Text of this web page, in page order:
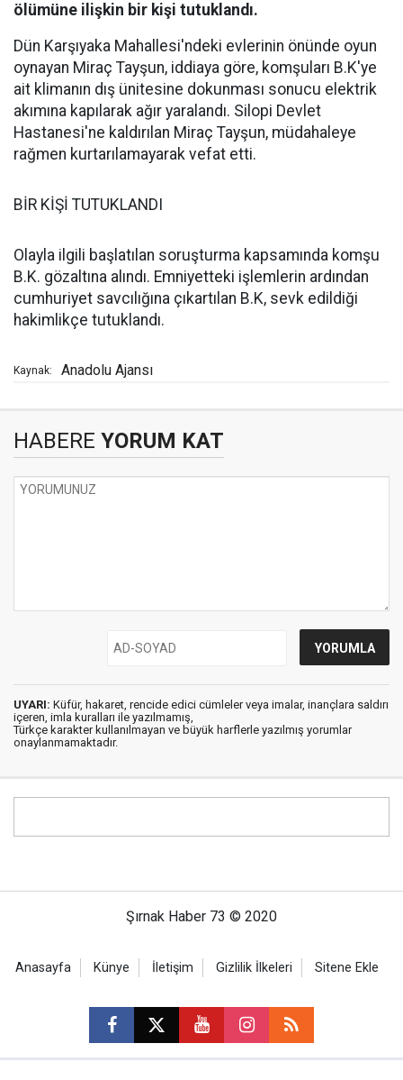
ölümüne ilişkin bir kişi tutuklandı.
Dün Karşıyaka Mahallesi'ndeki evlerinin önünde oyun
oynayan Miraç Tayşun, iddiaya göre, komşuları B.K'ye
ait klimanın dış ünitesine dokunması sonucu elektrik
akımına kapılarak ağır yaralandı. Silopi Devlet
Hastanesi'ne kaldırılan Miraç Tayşun, müdahaleye
rağmen kurtarılamayarak vefat etti.
BİR KİŞİ TUTUKLANDI
Olayla ilgili başlatılan soruşturma kapsamında komşu
B.K. gözaltına alındı. Emniyetteki işlemlerin ardından
cumhuriyet savcılığına çıkartılan B.K, sevk edildiği
hakimlikçe tutuklandı.
Kaynak: Anadolu Ajansı
HABERE YORUM KAT
UYARI: Küfür, hakaret, rencide edici cümleler veya imalar, inançlara saldırı
içeren, imla kuralları ile yazılmamış,
Türkçe karakter kullanılmayan ve büyük harflerle yazılmış yorumlar
onaylanmamaktadır.
Şırnak Haber 73 © 2020
Anasayfa Künye İletişim Gizlilik İlkeleri Sitene Ekle